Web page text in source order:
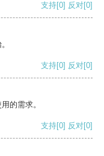
支持[0] 反对[0]
支持[0] 反对[0]
的需求。
支持[0] 反对[0]